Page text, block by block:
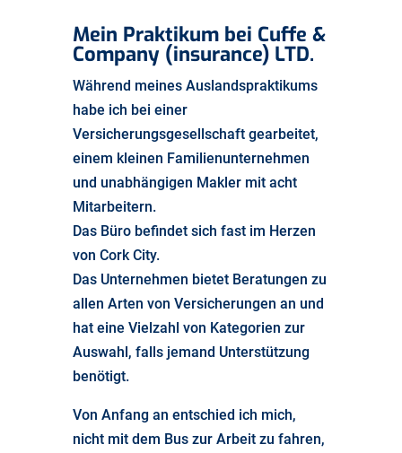
Mein Praktikum bei Cuffe &
Company (insurance) LTD.
Während meines Auslandspraktikums
habe ich bei einer
Versicherungsgesellschaft gearbeitet,
einem kleinen Familienunternehmen
und unabhängigen Makler mit acht
Mitarbeitern.
Das Büro befindet sich fast im Herzen
von Cork City.
Das Unternehmen bietet Beratungen zu
allen Arten von Versicherungen an und
hat eine Vielzahl von Kategorien zur
Auswahl, falls jemand Unterstützung
benötigt.
Von Anfang an entschied ich mich,
nicht mit dem Bus zur Arbeit zu fahren,